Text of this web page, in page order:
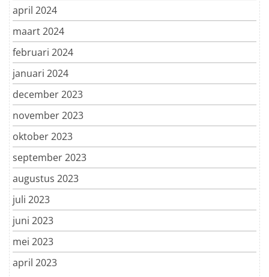
april 2024
maart 2024
februari 2024
januari 2024
december 2023
november 2023
oktober 2023
september 2023
augustus 2023
juli 2023
juni 2023
mei 2023
april 2023